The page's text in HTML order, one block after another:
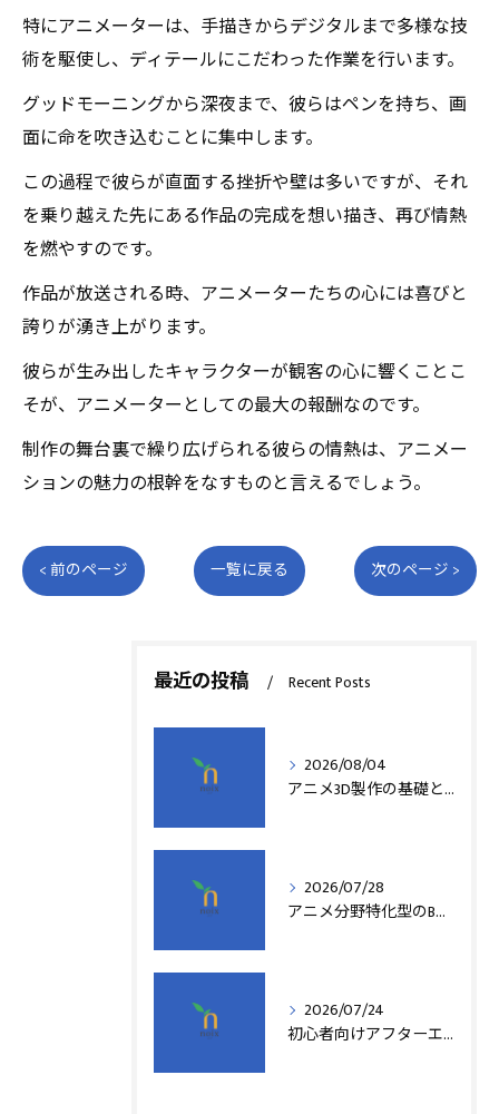
特にアニメーターは、手描きからデジタルまで多様な技
術を駆使し、ディテールにこだわった作業を行います。
グッドモーニングから深夜まで、彼らはペンを持ち、画
面に命を吹き込むことに集中します。
この過程で彼らが直面する挫折や壁は多いですが、それ
を乗り越えた先にある作品の完成を想い描き、再び情熱
を燃やすのです。
作品が放送される時、アニメーターたちの心には喜びと
誇りが湧き上がります。
彼らが生み出したキャラクターが観客の心に響くことこ
そが、アニメーターとしての最大の報酬なのです。
制作の舞台裏で繰り広げられる彼らの情熱は、アニメー
ションの魅力の根幹をなすものと言えるでしょう。
< 前のページ 一覧に戻る 次のページ >
最近の投稿 Recent Posts
2026/08/04
アニメ3D製作の基礎と実践法
2026/07/28
アニメ分野特化型のB型事業所支援制度の詳細解説
2026/07/24
初心者向けアフターエフェクト動画編集の基本